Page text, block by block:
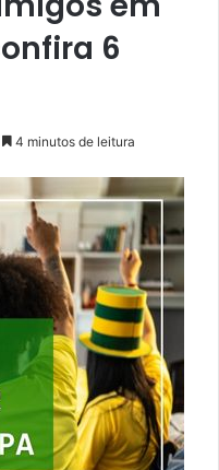
6
4 minutos de leitura